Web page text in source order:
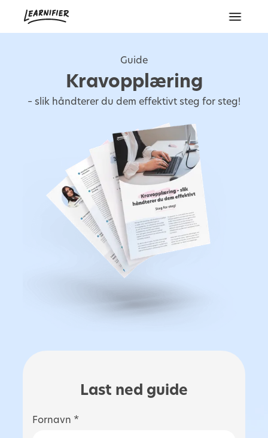
Guide
Kravopplæring
– slik håndterer du dem effektivt steg for steg!
Last ned guide
Fornavn *